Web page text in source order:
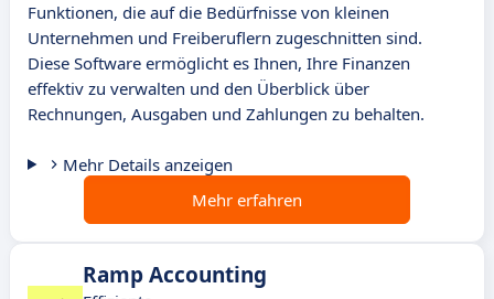
Funktionen, die auf die Bedürfnisse von kleinen
Unternehmen und Freiberuflern zugeschnitten sind.
Diese Software ermöglicht es Ihnen, Ihre Finanzen
effektiv zu verwalten und den Überblick über
Rechnungen, Ausgaben und Zahlungen zu behalten.
Mehr Details anzeigen
Mehr erfahren
Ramp Accounting